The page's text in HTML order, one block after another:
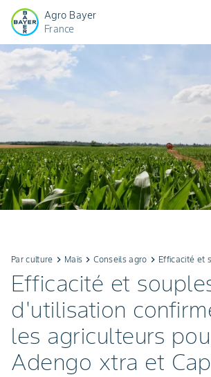
Agro Bayer
France
Par culture keyboard_arrow_right Maïs keyboard_arrow_rightConseils agro keyboard_arrow_right Efficacité et
Efficacité et
d'utilisation
les agriculteurs
Adengo xtra et